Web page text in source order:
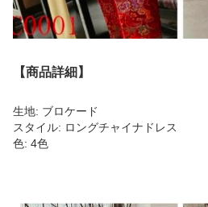
【商品詳細】
生地: ブロケード
スタイル: ロングチャイナドレス
色: 4色